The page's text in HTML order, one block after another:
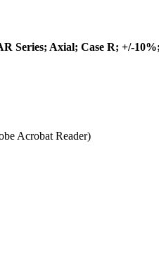
Series; Axial; Case R; +/-
Acrobat Reader)